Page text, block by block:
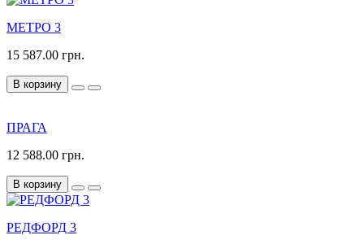
МЕТРО 3
15 587.00 грн.
В корзину
ПРАГА
12 588.00 грн.
В корзину
РЕДФОРД 3